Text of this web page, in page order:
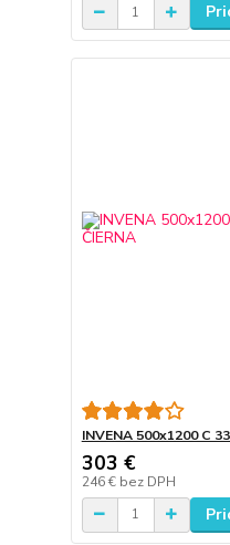
INVENA 500x1200 C
303 €
246 € bez DPH